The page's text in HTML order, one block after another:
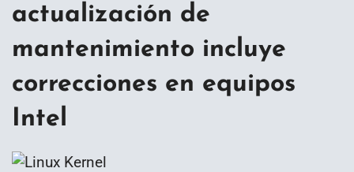
actualización de
mantenimiento incluye
correcciones en equipos
Intel